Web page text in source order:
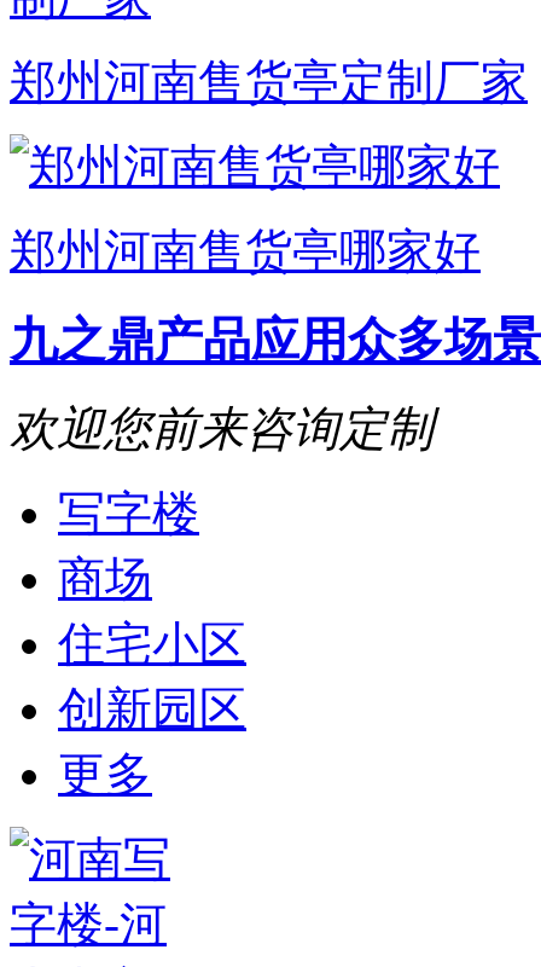
郑州河南售货亭定制厂家
郑州河南售货亭哪家好
九之鼎产品应用众多场景
欢迎您前来咨询定制
写字楼
商场
住宅小区
创新园区
更多